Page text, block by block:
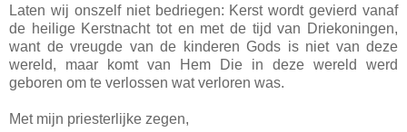
Laten wij onszelf niet bedriegen: Kerst wordt gevierd vanaf
de heilige Kerstnacht tot en met de tijd van Driekoningen,
want de vreugde van de kinderen Gods is niet van deze
wereld, maar komt van Hem Die in deze wereld werd
geboren om te verlossen wat verloren was.
Met mijn priesterlijke zegen,